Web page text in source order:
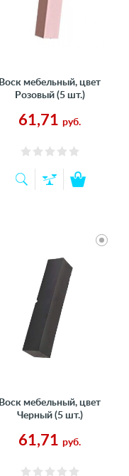
Воск мебельный, цвет
Розовый (5 шт.)
61,71 руб.
Воск мебельный, цвет
Черный (5 шт.)
61,71 руб.